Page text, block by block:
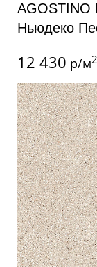
AGOSTINO
Ньюдеко
12 430 р/м2